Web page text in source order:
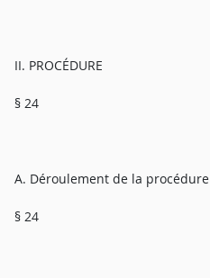
II. PROCÉDURE
§ 24
A. Déroulement de la procédure
§ 24